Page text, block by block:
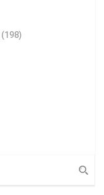
(198)